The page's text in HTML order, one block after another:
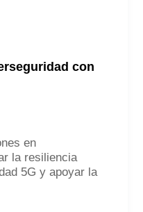
con
en
la resiliencia
5G y apoyar la